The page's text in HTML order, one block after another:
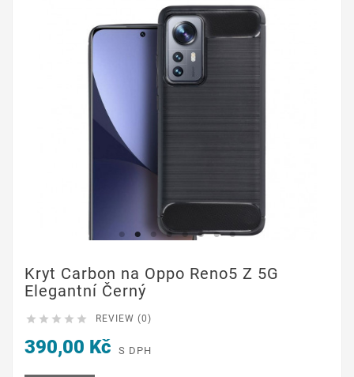
Kryt Carbon na Oppo Reno5 Z 5G
Elegantní Černý
     REVIEW (0)
390,00 Kč S DPH